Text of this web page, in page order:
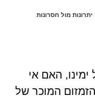
מול חסרונות
האם אי
המוכר של